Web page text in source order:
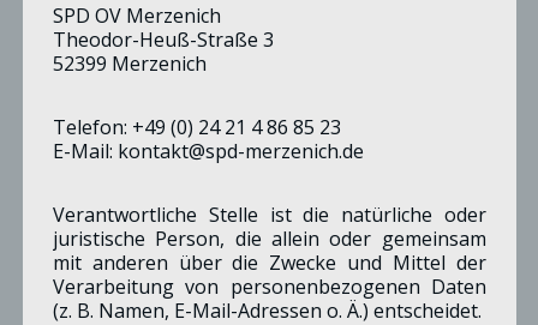
SPD OV Merzenich
Theodor-Heuß-Straße 3
52399 Merzenich
Telefon: +49 (0) 24 21 4 86 85 23
E-Mail: kontakt@spd-merzenich.de
Verantwortliche Stelle ist die natürliche oder
juristische Person, die allein oder gemeinsam
mit anderen über die Zwecke und Mittel der
Verarbeitung von personenbezogenen Daten
(z. B. Namen, E-Mail-Adressen o. Ä.) entscheidet.